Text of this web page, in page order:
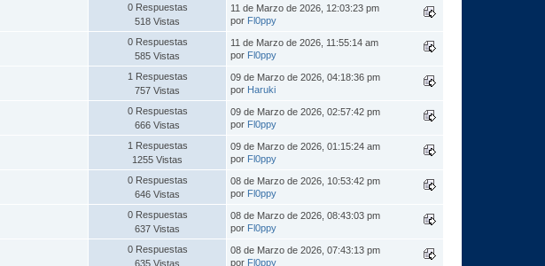
0 Respuestas
518 Vistas
11 de Marzo de 2026, 12:03:23 pm
por Fl0ppy
0 Respuestas
585 Vistas
11 de Marzo de 2026, 11:55:14 am
por Fl0ppy
1 Respuestas
757 Vistas
09 de Marzo de 2026, 04:18:36 pm
por Haruki
0 Respuestas
666 Vistas
09 de Marzo de 2026, 02:57:42 pm
por Fl0ppy
1 Respuestas
1255 Vistas
09 de Marzo de 2026, 01:15:24 am
por Fl0ppy
0 Respuestas
646 Vistas
08 de Marzo de 2026, 10:53:42 pm
por Fl0ppy
0 Respuestas
637 Vistas
08 de Marzo de 2026, 08:43:03 pm
por Fl0ppy
0 Respuestas
635 Vistas
08 de Marzo de 2026, 07:43:13 pm
por Fl0ppy